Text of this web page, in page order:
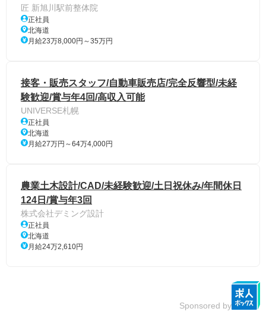
匠 新旭川駅前整体院
正社員
北海道
月給23万8,000円～35万円
接客・販売スタッフ/自動車販売店/完全反響型/未経
験歓迎/賞与年4回/高収入可能
UNIVERSE札幌
正社員
北海道
月給27万円～64万4,000円
農業土木設計/CAD/未経験歓迎/土日祝休み/年間休日
124日/賞与年3回
株式会社デミング設計
正社員
北海道
月給24万2,610円
Sponsored by